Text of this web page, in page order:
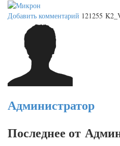
Добавить комментарий 121255
Администратор
Последнее от